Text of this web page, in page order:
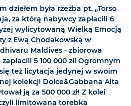
dziełem była rzeźba pt. „Torso
za którą nabywcy zapłacili 6
wylicytowaną Wielką Emocją
z Ewą Chodakowską w
Maldives - zbiorowa
5 100 000 zł! Ogromnym
też licytacja jedynej w swoim
kolekcji Dolce&Gabbana Alta
ją za 500 000 zł! Z kolei
limitowana torebka